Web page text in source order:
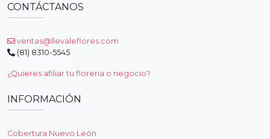
CONTÁCTANOS
ventas@llevaleflores.com
(81) 8310-5545
¿Quieres afiliar tu floreria o negocio?
INFORMACIÓN
Cobertura Nuevo León